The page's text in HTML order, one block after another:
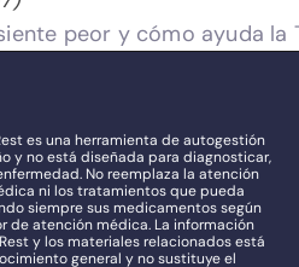
peor y cómo ayuda la
es una herramienta de autogestión
y no está diseñada para diagnosticar,
No reemplaza la atención
ni los tratamientos que pueda
siempre sus medicamentos según
de atención médica. La información
y los materiales relacionados está
general y no sustituye el